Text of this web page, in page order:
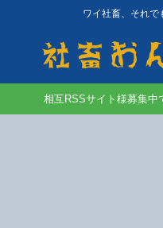
ワイ社畜、それで
相互RSSサイト様募集中